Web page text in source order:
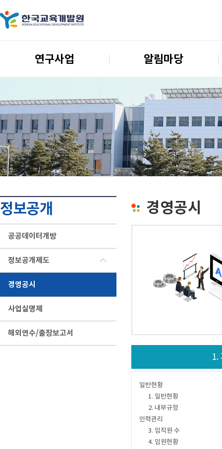
연구사업 알림마당
정보공개
공공데이터개방
정보공개제도
경영공시
사업실명제
해외연수/출장보고서
경영공시
1.
일반현황
1. 일반현황
2. 내부규정
인력관리
3. 임직원 수
4. 임원현황